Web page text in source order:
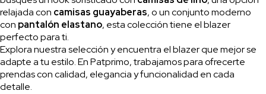
relajada con camisas guayaberas, o un conjunto moderno
con pantalón elastano, esta colección tiene el blazer
perfecto para ti.
Explora nuestra selección y encuentra el blazer que mejor se
adapte a tu estilo. En Patprimo, trabajamos para ofrecerte
prendas con calidad, elegancia y funcionalidad en cada
detalle.